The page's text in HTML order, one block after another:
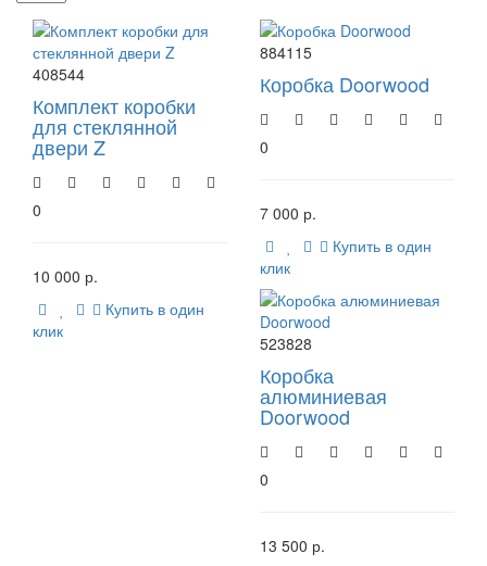
408544
Комплект коробки
для стеклянной
двери Z
0
10 000 р.
Купить в один
клик
884115
Коробка Doorwood
0
7 000 р.
Купить в один
клик
523828
Коробка
алюминиевая
Doorwood
0
13 500 р.